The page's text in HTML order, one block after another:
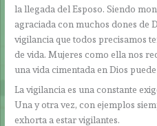
la llegada del Esposo. Siendo
agraciada con muchos dones de
vigilancia que todos precisamos
de vida. Mujeres como ella nos
una vida cimentada en Dios
La vigilancia es una constante
Una y otra vez, con ejemplos
exhorta a estar vigilantes.